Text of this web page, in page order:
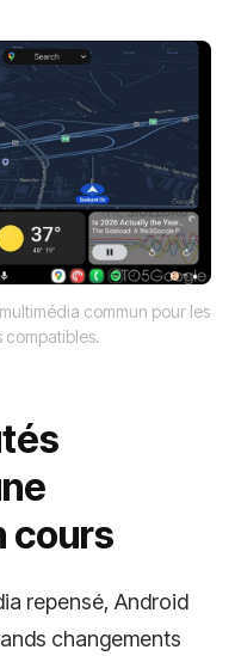
commun pour les
compatibles.
cours
repensé, Android
changements